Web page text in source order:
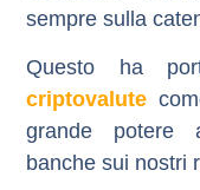
sempre sulla
Questo ha
criptovalute
grande potere
banche sui nostri